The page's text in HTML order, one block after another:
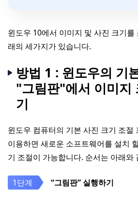
윈도우 10에서 이미지 및 사진 크기
래의 세가지가 있습니다.
방법 1 : 윈도우의 기
"그림판"에서 이미지
기
윈도우 컴퓨터의 기본 사진 크기 조절
이용하면 새로운 소프트웨어를 설치
기 조절이 가능합니다. 순서는 아래와
“그림판” 실행하기